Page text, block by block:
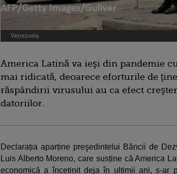
Venezuela
America Latină va ieşi din pandemie
mai ridicată, deoarece eforturile de
răspândirii virusului au ca efect
datoriilor.
Declarația aparține preşedintelui Băncii de
Luis Alberto Moreno, care susține că America
economică a încetinit deja în ultimii ani, s-ar